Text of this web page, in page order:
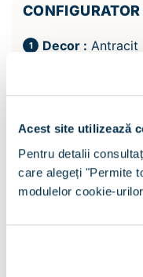
Acest site utilizează
Pentru detalii
care alegeți "Permite
modulelor cookie-
CONFIGURATOR
Decor : Antracit